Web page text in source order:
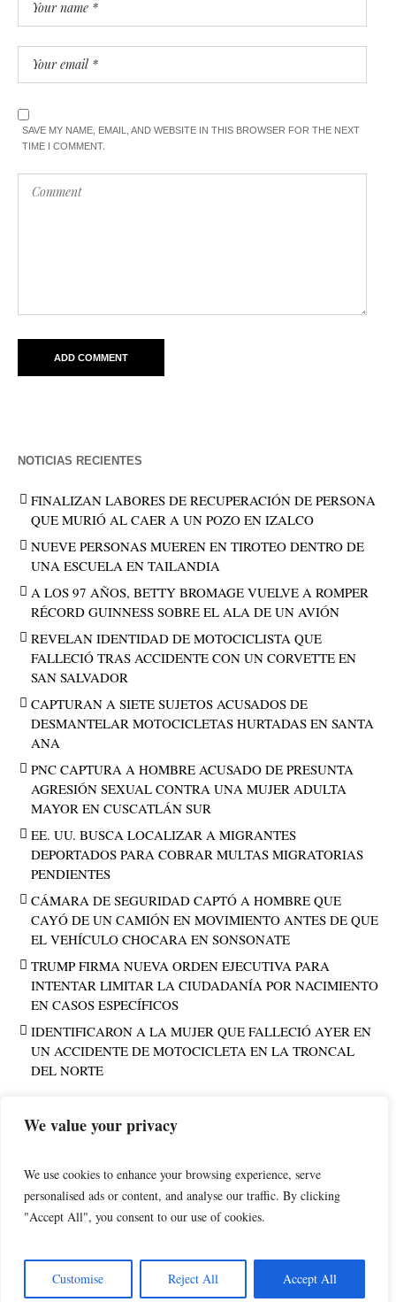
We value your privacy
We use cookies to enhance your browsing experience, serve
personalised ads or content, and analyse our traffic. By clicking
"Accept All", you consent to our use of cookies.
Customise Reject All Accept All
SAVE MY NAME, EMAIL, AND WEBSITE IN THIS BROWSER FOR THE NEXT
TIME I COMMENT.
NOTICIAS RECIENTES
FINALIZAN LABORES DE RECUPERACIÓN DE PERSONA
QUE MURIÓ AL CAER A UN POZO EN IZALCO
NUEVE PERSONAS MUEREN EN TIROTEO DENTRO DE
UNA ESCUELA EN TAILANDIA
A LOS 97 AÑOS, BETTY BROMAGE VUELVE A ROMPER
RÉCORD GUINNESS SOBRE EL ALA DE UN AVIÓN
REVELAN IDENTIDAD DE MOTOCICLISTA QUE
FALLECIÓ TRAS ACCIDENTE CON UN CORVETTE EN
SAN SALVADOR
CAPTURAN A SIETE SUJETOS ACUSADOS DE
DESMANTELAR MOTOCICLETAS HURTADAS EN SANTA
ANA
PNC CAPTURA A HOMBRE ACUSADO DE PRESUNTA
AGRESIÓN SEXUAL CONTRA UNA MUJER ADULTA
MAYOR EN CUSCATLÁN SUR
EE. UU. BUSCA LOCALIZAR A MIGRANTES
DEPORTADOS PARA COBRAR MULTAS MIGRATORIAS
PENDIENTES
CÁMARA DE SEGURIDAD CAPTÓ A HOMBRE QUE
CAYÓ DE UN CAMIÓN EN MOVIMIENTO ANTES DE QUE
EL VEHÍCULO CHOCARA EN SONSONATE
TRUMP FIRMA NUEVA ORDEN EJECUTIVA PARA
INTENTAR LIMITAR LA CIUDADANÍA POR NACIMIENTO
EN CASOS ESPECÍFICOS
IDENTIFICARON A LA MUJER QUE FALLECIÓ AYER EN
UN ACCIDENTE DE MOTOCICLETA EN LA TRONCAL
DEL NORTE
PUBLICIDAD
NoticiasOccidentesv.com © 2025 / All Rights Reserved - Edited by
jsdesignsv.com-